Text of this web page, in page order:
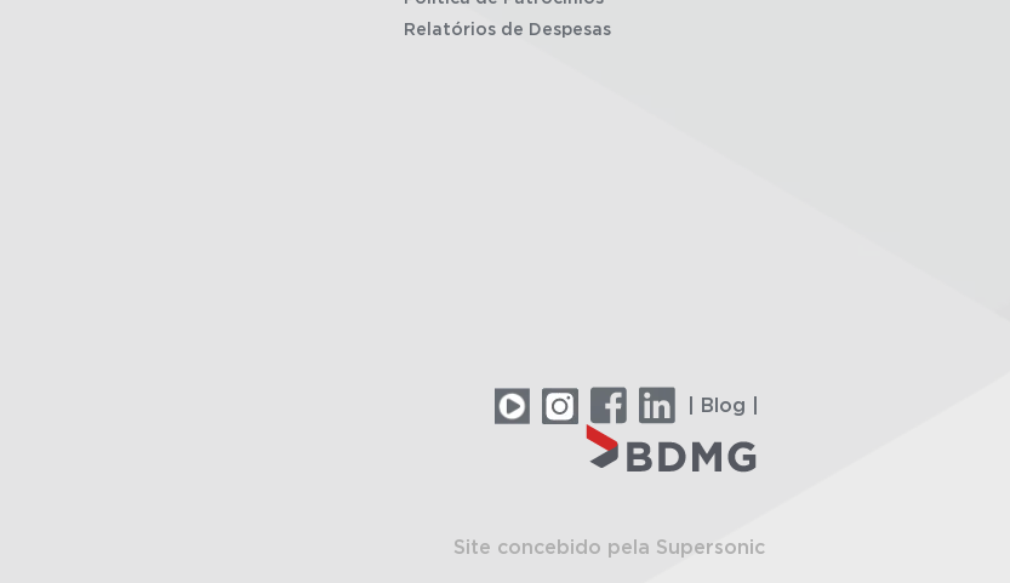
Relatórios de Despesas
| Blog |
Site concebido pela Supersonic